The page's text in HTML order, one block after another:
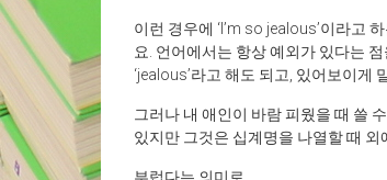
이런 경우에 ‘I’m so jealous’이라고
요. 언어에서는 항상 예외가 있다는
‘jealous’라고 해도 되고, 있어보이게
그러나 내 애인이 바람 피웠을 때 쓸
있지만 그것은 십계명을 나열할 때 외